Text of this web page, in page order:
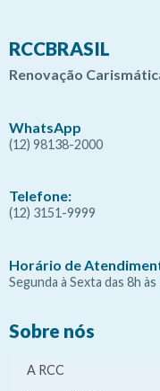
RCCBRASIL
Renovação
WhatsApp
(12) 98138-2000
Telefone:
(12) 3151-9999
Horário de
Segunda à Sexta das 8h às
Sobre nós
A RCC